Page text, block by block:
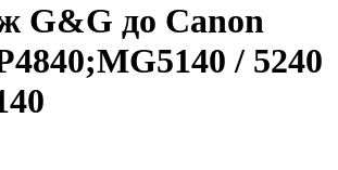
G&G до Canon
/ 5240